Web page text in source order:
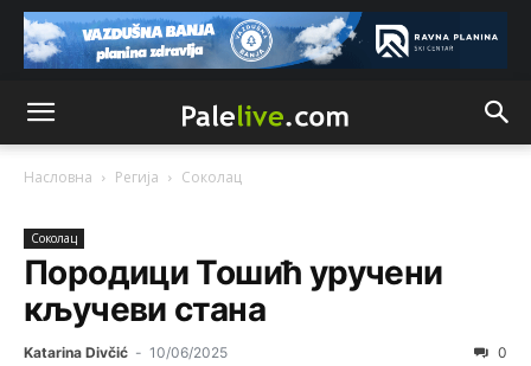
Насловна Регија Соколац
Соколац
Породици Тошић уручени
кључеви стана
Katarina Divčić - 10/06/2025 0